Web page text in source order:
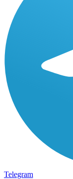
Telegram